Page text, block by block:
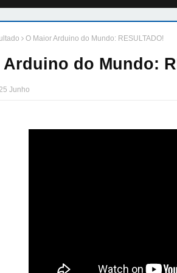
O Maior Arduino do Mundo: RESULTADO!
Arduino do Mundo:
Junho